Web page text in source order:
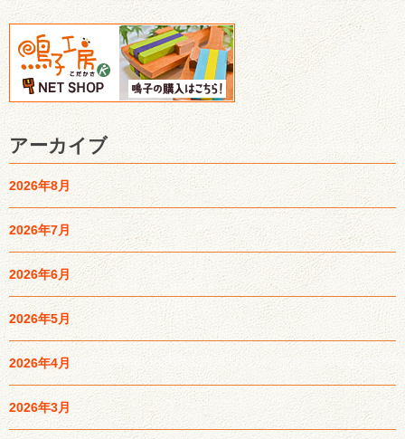
アーカイブ
2026年8月
2026年7月
2026年6月
2026年5月
2026年4月
2026年3月